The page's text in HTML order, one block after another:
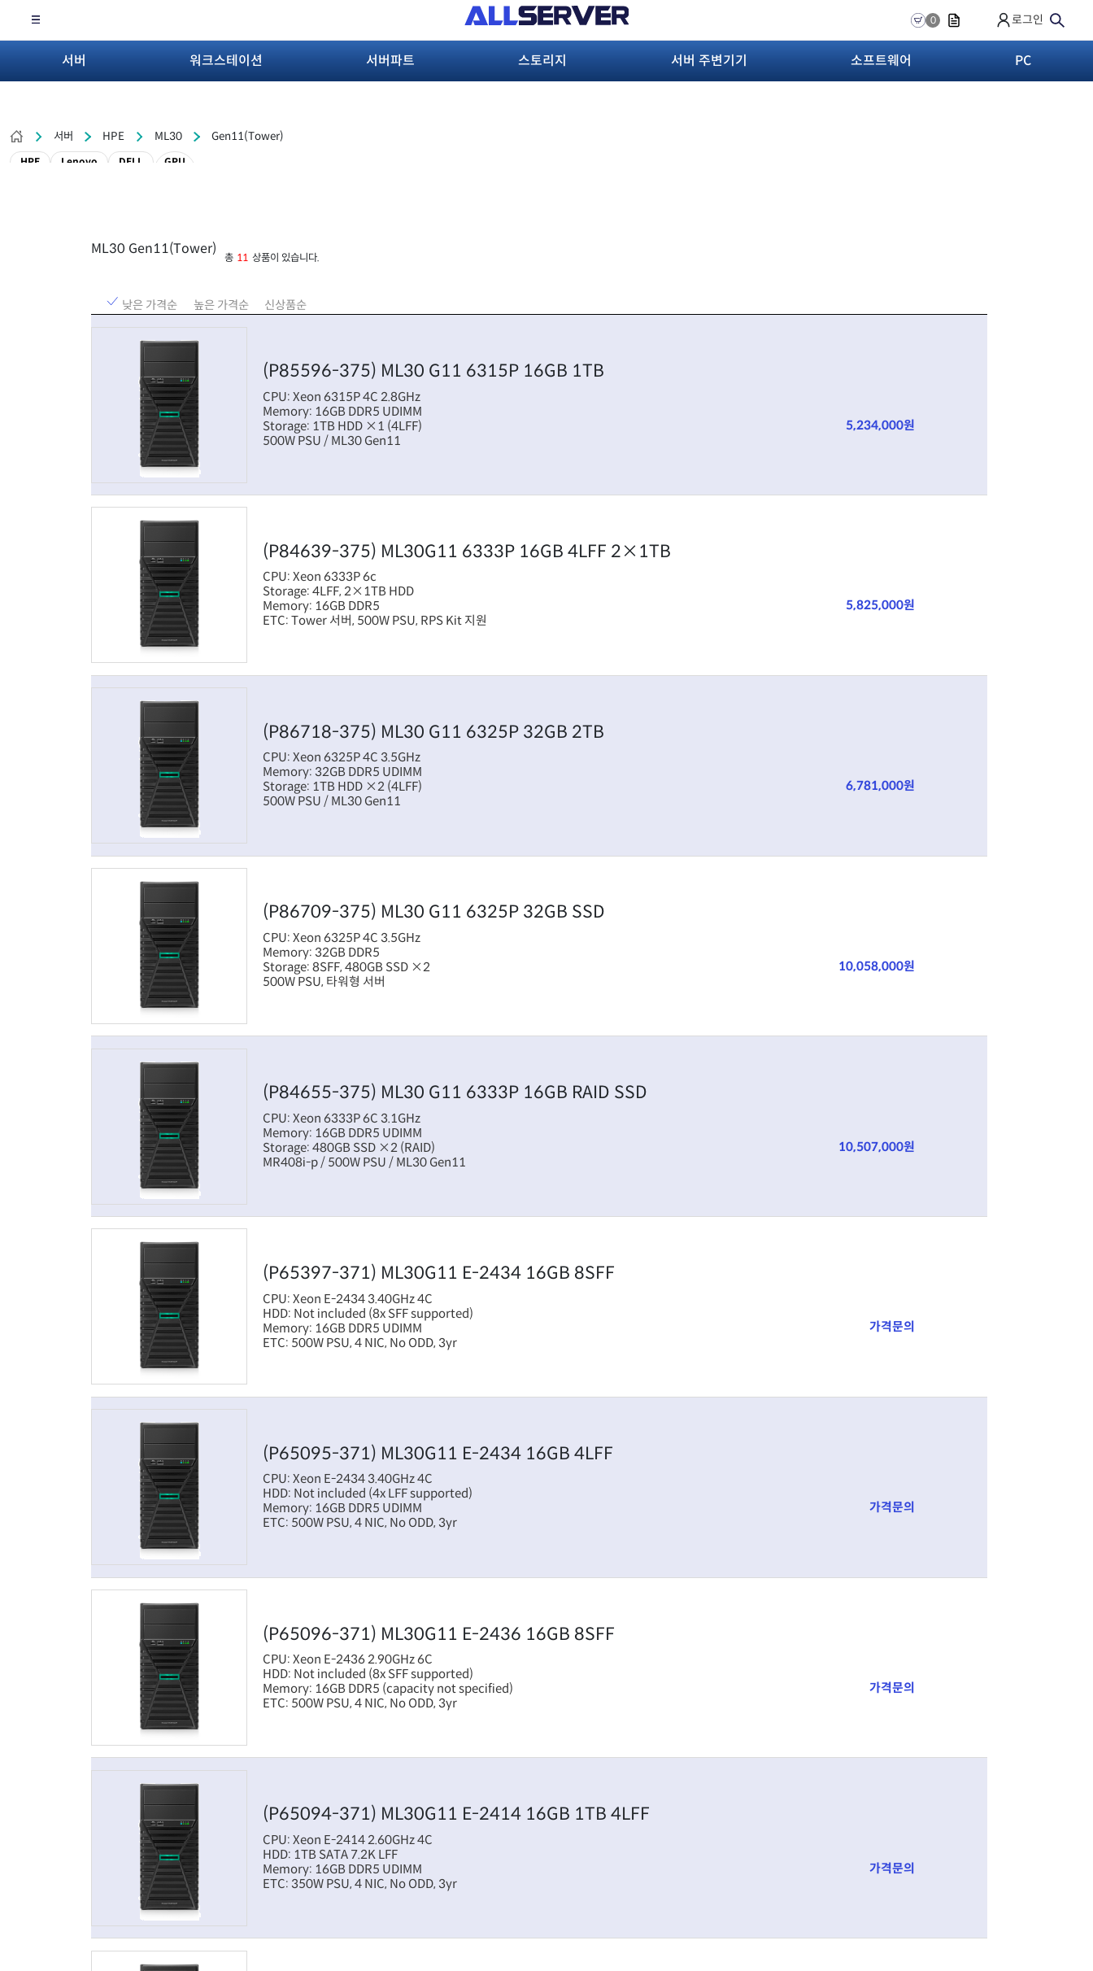
0 로그인
서버 워크스테이션 서버파트 스토리지 서버 주변기기 소프트웨어 PC
서버 HPE ML30 Gen11(Tower)
HPE Lenovo DELL GPU
ML30 Gen11(Tower)
총 11 상품이 있습니다.
낮은 가격순 높은 가격순 신상품순
(P85596-375) ML30 G11 6315P 16GB 1TB
CPU: Xeon 6315P 4C 2.8GHz
Memory: 16GB DDR5 UDIMM
Storage: 1TB HDD ×1 (4LFF)
500W PSU / ML30 Gen11
5,234,000원
(P84639-375) ML30G11 6333P 16GB 4LFF 2×1TB
CPU: Xeon 6333P 6c
Storage: 4LFF, 2×1TB HDD
Memory: 16GB DDR5
ETC: Tower 서버, 500W PSU, RPS Kit 지원
5,825,000원
(P86718-375) ML30 G11 6325P 32GB 2TB
CPU: Xeon 6325P 4C 3.5GHz
Memory: 32GB DDR5 UDIMM
Storage: 1TB HDD ×2 (4LFF)
500W PSU / ML30 Gen11
6,781,000원
(P86709-375) ML30 G11 6325P 32GB SSD
CPU: Xeon 6325P 4C 3.5GHz
Memory: 32GB DDR5
Storage: 8SFF, 480GB SSD ×2
500W PSU, 타워형 서버
10,058,000원
(P84655-375) ML30 G11 6333P 16GB RAID SSD
CPU: Xeon 6333P 6C 3.1GHz
Memory: 16GB DDR5 UDIMM
Storage: 480GB SSD ×2 (RAID)
MR408i-p / 500W PSU / ML30 Gen11
10,507,000원
(P65397-371) ML30G11 E-2434 16GB 8SFF
CPU: Xeon E-2434 3.40GHz 4C
HDD: Not included (8x SFF supported)
Memory: 16GB DDR5 UDIMM
ETC: 500W PSU, 4 NIC, No ODD, 3yr
가격문의
(P65095-371) ML30G11 E-2434 16GB 4LFF
CPU: Xeon E-2434 3.40GHz 4C
HDD: Not included (4x LFF supported)
Memory: 16GB DDR5 UDIMM
ETC: 500W PSU, 4 NIC, No ODD, 3yr
가격문의
(P65096-371) ML30G11 E-2436 16GB 8SFF
CPU: Xeon E-2436 2.90GHz 6C
HDD: Not included (8x SFF supported)
Memory: 16GB DDR5 (capacity not specified)
ETC: 500W PSU, 4 NIC, No ODD, 3yr
가격문의
(P65094-371) ML30G11 E-2414 16GB 1TB 4LFF
CPU: Xeon E-2414 2.60GHz 4C
HDD: 1TB SATA 7.2K LFF
Memory: 16GB DDR5 UDIMM
ETC: 350W PSU, 4 NIC, No ODD, 3yr
가격문의